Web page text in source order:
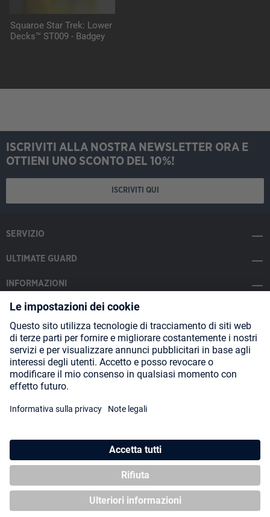
Squaroe Star Trek: Lower
Decks™ ST009 - Badgey
ISCRIVITI ALLA NOSTRA NEWSLETTER ORA E
OTTIENI UNO SCONTO DEL 10%!
ISCRIVITI QUI
SERVIZIO
ULTIMATE GUARD
INFORMAZIONI
SOCIAL MEDIA
Payment Methods
Shipping
Blog